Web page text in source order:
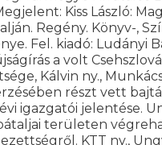
Kiss László:
Regény. Könyv-,
Fel. kiadó: Ludányi
a volt
Kálvin ny.,
részt vett
évi igazgatói
területen
KTT ny.,